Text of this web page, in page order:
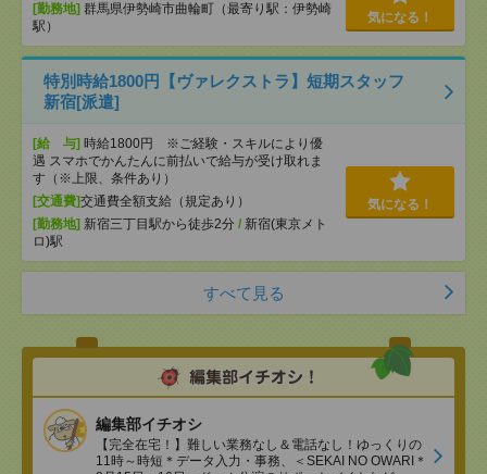
[勤務地] 群馬県伊勢崎市曲輪町（最寄り駅：伊勢崎
駅）
気になる！
特別時給1800円【ヴァレクストラ】短期スタッフ
新宿[派遣]
[給 与] 時給1800円 ※ご経験・スキルにより優
遇 スマホでかんたんに前払いで給与が受け取れま
す（※上限、条件あり）
[交通費]交通費全額支給（規定あり）
[勤務地] 新宿三丁目駅から徒歩2分 / 新宿(東京メト
ロ)駅
気になる！
すべて見る
編集部イチオシ
【完全在宅！】難しい業務なし＆電話なし！ゆっくりの
11時～時短＊データ入力・事務、＜SEKAI NO OWARI＊